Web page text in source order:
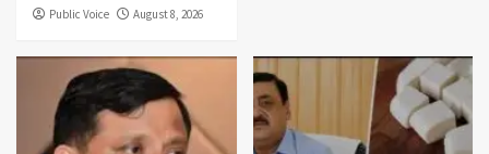
Public Voice August 8, 2026